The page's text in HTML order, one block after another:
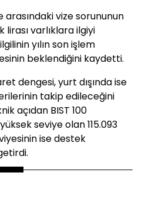
arasındaki vize sorununun
lirası varlıklara ilgiyi
yılın son işlem
beklendiğini kaydetti.
dengesi, yurt dışında ise
takip edileceğini
açıdan BIST 100
seviye olan 115.093
ise destek